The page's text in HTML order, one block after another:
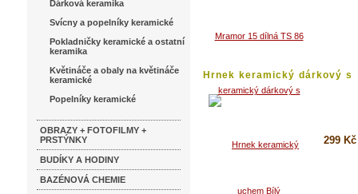
Dárková keramika
Svícny a popelníky keramické
Pokladničky keramické a ostatní
keramika
Květináče a obaly na květináče
keramické
Popelníky keramické
OBRAZY + FOTOFILMY +
PRSTÝNKY
BUDÍKY A HODINY
BAZÉNOVÁ CHEMIE
Hrnek keramický dárkový s
uchem...
299 Kč